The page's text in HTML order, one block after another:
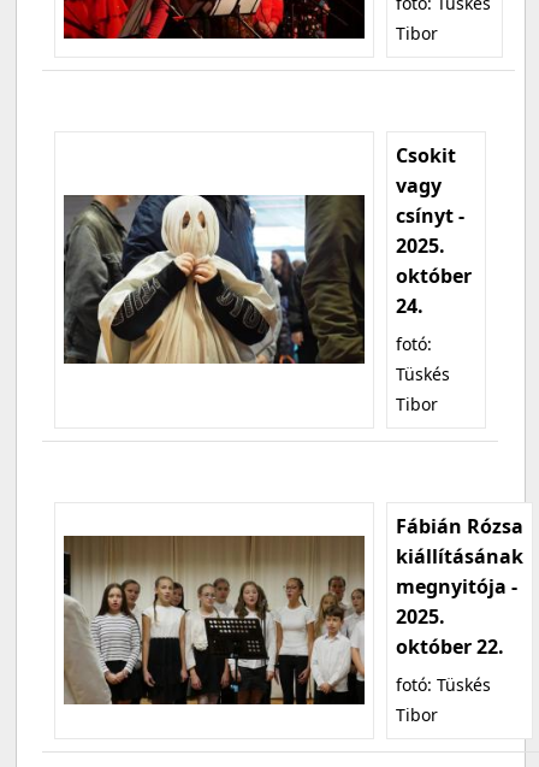
Tibor
Csokit
vagy
csínyt -
2025.
október
24.
fotó:
Tüskés
Tibor
Fábián Rózsa
kiállításának
megnyitója -
2025.
október 22.
fotó: Tüskés
Tibor